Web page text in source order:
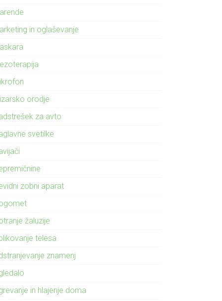
in oglaševanje
orodje
za avto
svetilke
zobni aparat
žaluzije
telesa
znamenj
in hlajenje doma